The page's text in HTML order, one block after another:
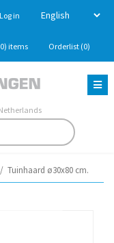
Log in
items Orderlist (0)
/ Tuinhaard ø30x80 cm.